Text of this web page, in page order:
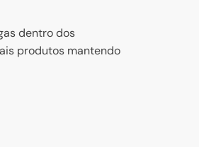
dentro dos
produtos mantendo